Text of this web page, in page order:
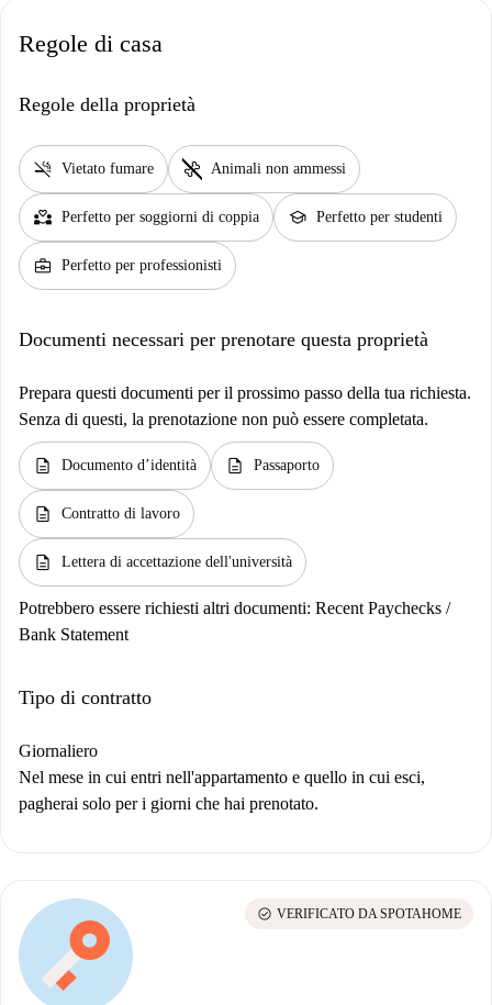
Regole di casa
Regole della proprietà
smoke_free Vietato fumare pet_supplies Animali non ammessi
partner_heart Perfetto per soggiorni di coppia school Perfetto per studenti
business_center Perfetto per professionisti
Documenti necessari per prenotare questa proprietà
Prepara questi documenti per il prossimo passo della tua richiesta.
Senza di questi, la prenotazione non può essere completata.
description Documento d’identità description Passaporto
description Contratto di lavoro
description Lettera di accettazione dell'università
Potrebbero essere richiesti altri documenti: Recent Paychecks /
Bank Statement
Tipo di contratto
Giornaliero
Nel mese in cui entri nell'appartamento e quello in cui esci,
pagherai solo per i giorni che hai prenotato.
check_circle VERIFICATO DA SPOTAHOME